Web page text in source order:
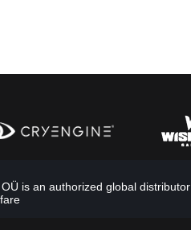
is an authorized global distributor